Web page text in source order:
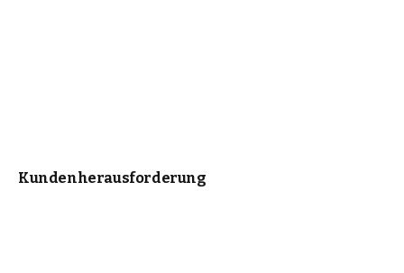
Kundenherausforderung